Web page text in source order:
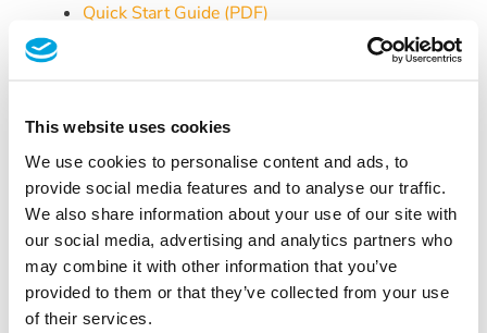
This website uses cookies
We use cookies to personalise content and ads, to
provide social media features and to analyse our traffic.
We also share information about your use of our site with
our social media, advertising and analytics partners who
may combine it with other information that you’ve
provided to them or that they’ve collected from your use
of their services.
QuickStartGuide (PDF)
2. Technische Daten und
Detaillierte Informationen zum Tapkey Padlock:
Tapkey Padlock —Datenblatt(PDF)
Tapkey PadlockKettenadapter —Technische
Zeichnung(PDF)
Noch Fragen?Falls du Unterstützung benötigst,
kannst du dich jederzeit an unser